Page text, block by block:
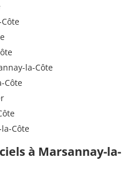
la-Côte
Côte
Côte
à Marsannay-la-